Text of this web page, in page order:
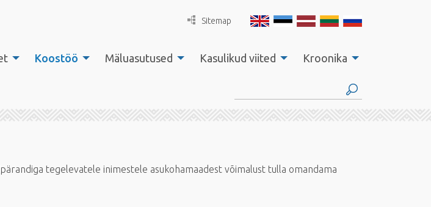
Sitemap
Koostöö Mäluasutused Kasulikud viited Kroonika
tegelevatele inimestele asukohamaadest võimalust tulla omandama